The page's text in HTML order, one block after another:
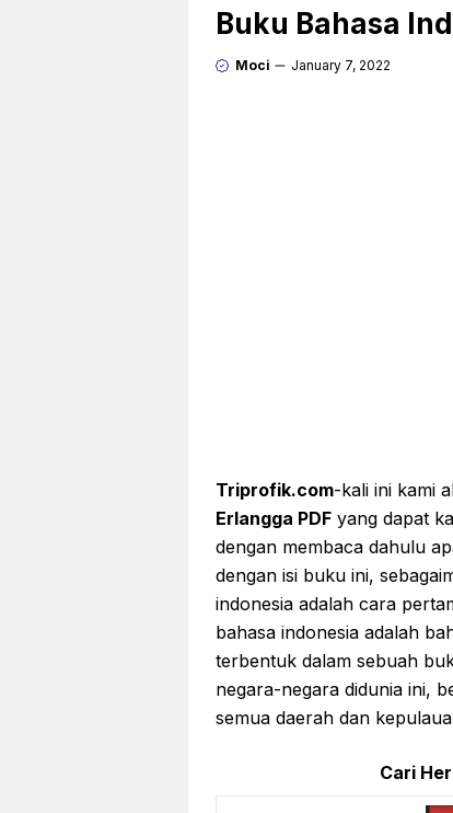
Buku Bahasa
Moci January 7, 2022
Triprofik.com-kali ini kami
Erlangga PDF yang dapat
dengan membaca dahulu
dengan isi buku ini,
indonesia adalah cara
bahasa indonesia adalah
terbentuk dalam sebuah
negara-negara didunia ini,
semua daerah dan
Cari